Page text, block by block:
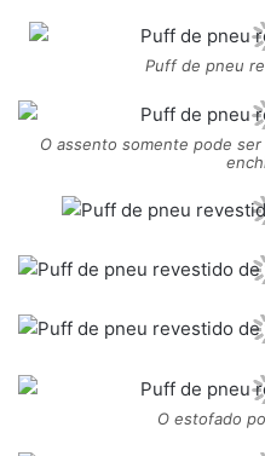
Puff de pneu
O assento somente pode
O estofado